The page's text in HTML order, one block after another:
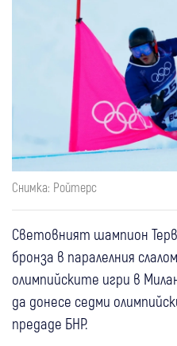
Снимка: Ройтерс
Световният шампион
бронза в паралелния
олимпийските игри в
да донесе седми
предаде БНР.